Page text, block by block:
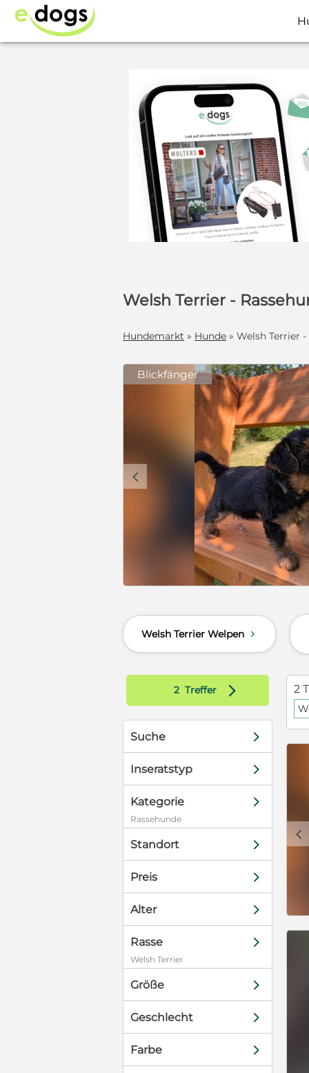
Welsh Terrier -
Hundemarkt » Hunde » Welsh Terrier
Blickfänger
c
Welsh Terrier Welpen d
2 Treffer d
Suche d
Inseratstyp d
Kategorie d
Rassehunde
Standort d
Preis d
Alter d
Rasse d
Welsh Terrier
Größe d
Geschlecht d
Farbe d
2
c